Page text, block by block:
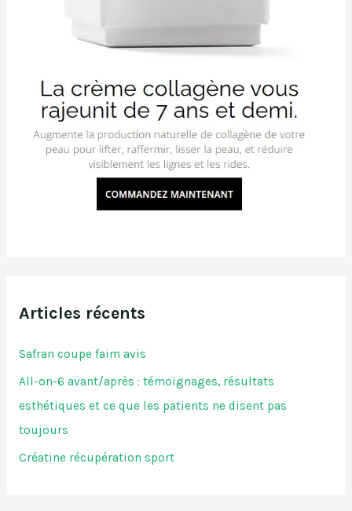
Articles récents
Safran coupe faim avis
All-on-6 avant/après : témoignages, résultats
esthétiques et ce que les patients ne disent pas
toujours
Créatine récupération sport